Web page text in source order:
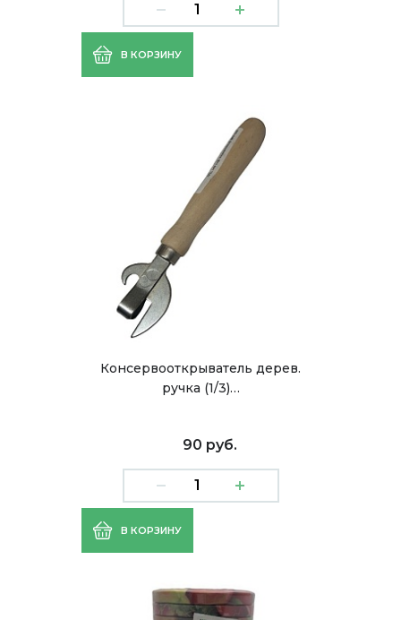
В КОРЗИНУ
Консервооткрыватель дерев.
ручка (1/3)…
90 руб.
В КОРЗИНУ